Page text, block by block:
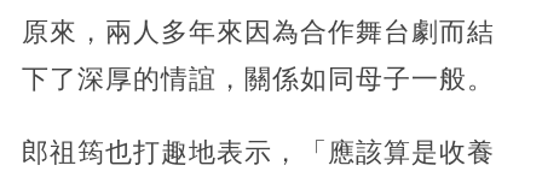
原來，兩人多年來因為合作舞台劇而結
下了深厚的情誼，關係如同母子一般。
郎祖筠也打趣地表示，「應該算是收養